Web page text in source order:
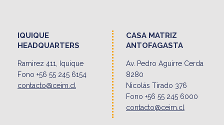
IQUIQUE
HEADQUARTERS
Ramirez 411, Iquique
Fono +56 55 245 6154
contacto@ceim.cl
CASA MATRIZ
ANTOFAGASTA
Av. Pedro Aguirre Cerda
8280
Nicolás Tirado 376
Fono +56 55 245 6000
contacto@ceim.cl